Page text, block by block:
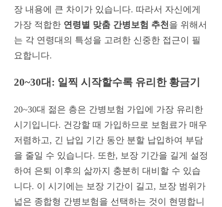
장 내용에 큰 차이가 있습니다. 따라서 자신에게
가장 적합한 연령별 맞춤 간병보험 추천 을 위해서
는 각 연령대의 특성을 고려한 신중한 접근이 필
요합니다.
20~30대: 일찍 시작할수록 유리한 황금기
20~30대 젊은 층은 간병보험 가입에 가장 유리한
시기입니다. 건강할 때 가입하므로 보험료가 매우
저렴하고, 긴 납입 기간 동안 분할 납입하여 부담
을 줄일 수 있습니다. 또한, 보장 기간을 길게 설정
하여 은퇴 이후의 삶까지 충분히 대비할 수 있습
니다. 이 시기에는 보장 기간이 길고, 보장 범위가
넓은 종합형 간병보험을 선택하는 것이 현명합니